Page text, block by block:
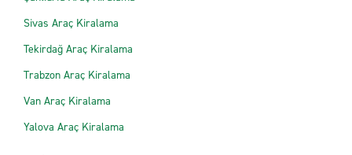
Sivas Araç Kiralama
Tekirdağ Araç Kiralama
Trabzon Araç Kiralama
Van Araç Kiralama
Yalova Araç Kiralama